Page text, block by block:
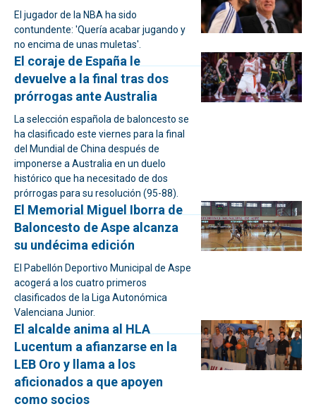
El jugador de la NBA ha sido
contundente: 'Quería acabar jugando y
no encima de unas muletas'.
El coraje de España le
devuelve a la final tras dos
prórrogas ante Australia
La selección española de baloncesto se
ha clasificado este viernes para la final
del Mundial de China después de
imponerse a Australia en un duelo
histórico que ha necesitado de dos
prórrogas para su resolución (95-88).
El Memorial Miguel Iborra de
Baloncesto de Aspe alcanza
su undécima edición
El Pabellón Deportivo Municipal de Aspe
acogerá a los cuatro primeros
clasificados de la Liga Autonómica
Valenciana Junior.
El alcalde anima al HLA
Lucentum a afianzarse en la
LEB Oro y llama a los
aficionados a que apoyen
como socios